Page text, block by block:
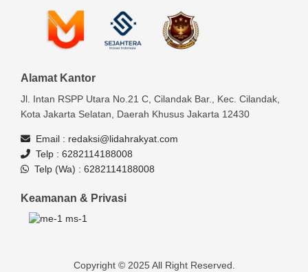
Alamat Kantor
Jl. Intan RSPP Utara No.21 C, Cilandak Bar., Kec. Cilandak,
Kota Jakarta Selatan, Daerah Khusus Jakarta 12430
Email : redaksi@lidahrakyat.com
Telp : 6282114188008
Telp (Wa) : 6282114188008
Keamanan & Privasi
Copyright © 2025 All Right Reserved.